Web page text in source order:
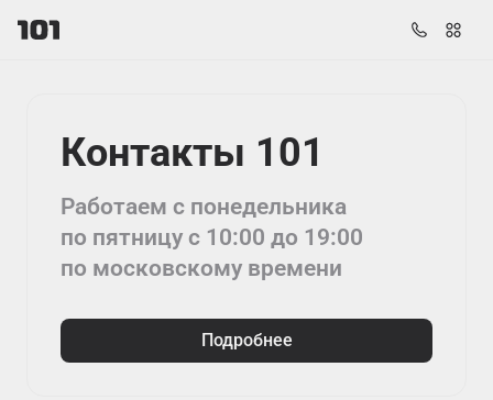
Контакты 101
Работаем с понедельника
по пятницу с 10:00 до 19:00
по московскому времени
Подробнее